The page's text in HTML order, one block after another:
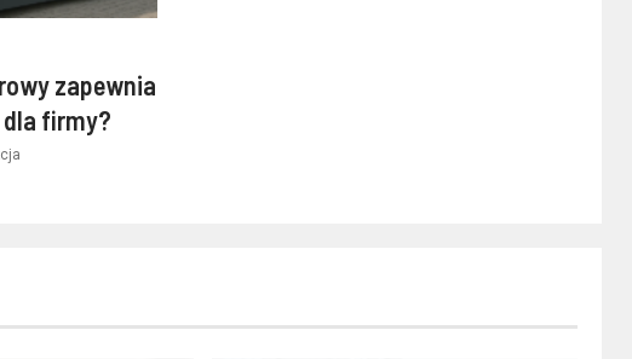
zapewnia
firmy?